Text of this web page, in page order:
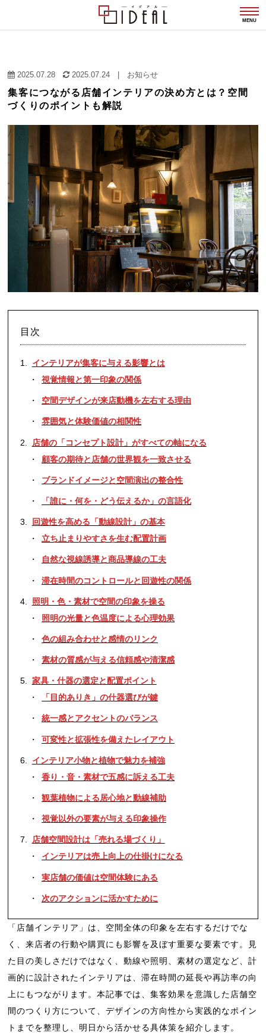
MENU
2025.07.28 2025.07.24 お知らせ
集客につながる店舗インテリアの決め方とは？空間
づくりのポイントも解説
目次
インテリアが集客に与える影響とは
視覚情報と第一印象の関係
空間デザインが来店動機を左右する理由
雰囲気と体験価値の相関性
店舗の「コンセプト設計」がすべての軸になる
顧客の期待と店舗の世界観を一致させる
ブランドイメージと空間演出の整合性
「誰に・何を・どう伝えるか」の言語化
回遊性を高める「動線設計」の基本
立ち止まりやすさを生む配置計画
自然な視線誘導と商品導線の工夫
滞在時間のコントロールと回遊性の関係
照明・色・素材で空間の印象を操る
照明の光量と色温度による心理効果
色の組み合わせと感情のリンク
素材の質感が与える信頼感や清潔感
家具・什器の選定と配置ポイント
「目的ありき」の什器選びが鍵
統一感とアクセントのバランス
可変性と拡張性を備えたレイアウト
インテリア小物と植物で魅力を補強
香り・音・素材で五感に訴える工夫
観葉植物による居心地と動線補助
視覚以外の要素が与える印象操作
店舗空間設計は「売れる場づくり」
インテリアは売上向上の仕掛けになる
実店舗の価値は空間体験にある
次のアクションに活かすために
「店舗インテリア」は、空間全体の印象を左右するだけでな
く、来店者の行動や購買にも影響を及ぼす重要な要素です。見
た目の美しさだけではなく、動線や照明、素材の選定など、計
画的に設計されたインテリアは、滞在時間の延長や再訪率の向
上にもつながります。本記事では、集客効果を意識した店舗空
間のつくり方について、デザインの方向性から実践的なポイン
トまでを整理し、明日から活かせる具体策を紹介します。